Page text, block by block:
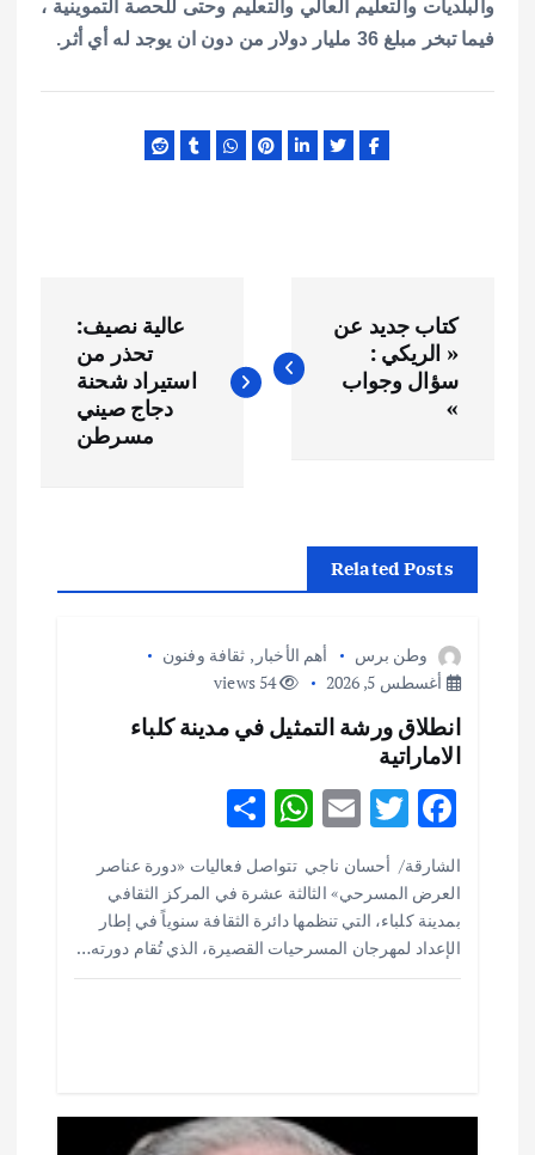
والبلديات والتعليم العالي والتعليم وحتى للحصة التموينية ،
فيما تبخر مبلغ 36 مليار دولار من دون ان يوجد له أي أثر.
ص
ت
كتاب جديد عن
« الريكي :
سؤال وجواب
»
عالية نصيف:
تحذر من
استيراد شحنة
دجاج صيني
مسرطن
Related Posts
وطن برس أهم الأخبار , ثقافة وفنون
أغسطس 5, 2026
54 views
انطلاق ورشة التمثيل في مدينة كلباء
الاماراتية
F
ac
e
b
o
T
w
it
te
r
E
ai
l
W
h
at
s
A
h
ar
e
الشارقة/ أحسان ناجي تتواصل فعاليات «دورة عناصر
العرض المسرحي» الثالثة عشرة في المركز الثقافي
بمدينة كلباء، التي تنظمها دائرة الثقافة سنوياً في إطار
الإعداد لمهرجان المسرحيات القصيرة، الذي تُقام دورته…